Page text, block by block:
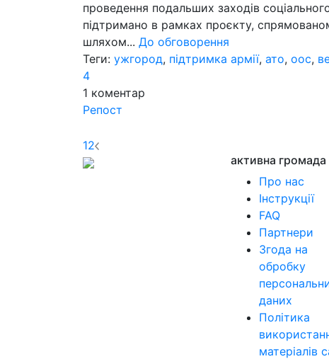
проведення подальших заходів
підтримано в рамках проєкту,
шляхом... До обговорення
Теги: ужгород, підтримка армії, ато, оос,
4
1 коментар
Репост
12
активна громада
Про нас
Інструкції
FAQ
Партнери
Згода на
обробку
даних
Політика
матеріалів